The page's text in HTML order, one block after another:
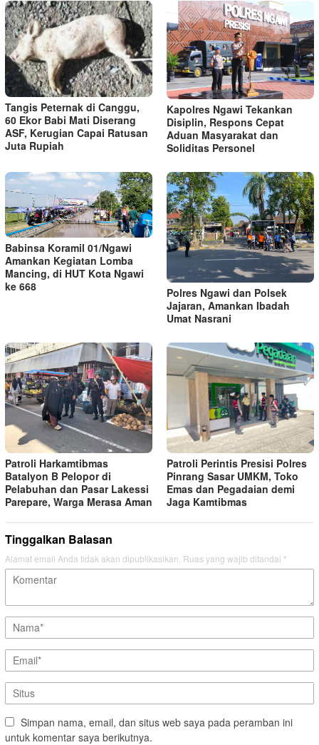
Tangis Peternak di Canggu,
60 Ekor Babi Mati Diserang
ASF, Kerugian Capai Ratusan
Juta Rupiah
Kapolres Ngawi Tekankan
Disiplin, Respons Cepat
Aduan Masyarakat dan
Soliditas Personel
Babinsa Koramil 01/Ngawi
Amankan Kegiatan Lomba
Mancing, di HUT Kota Ngawi
ke 668
Polres Ngawi dan Polsek
Jajaran, Amankan Ibadah
Umat Nasrani
Patroli Harkamtibmas
Batalyon B Pelopor di
Pelabuhan dan Pasar Lakessi
Parepare, Warga Merasa Aman
Patroli Perintis Presisi Polres
Pinrang Sasar UMKM, Toko
Emas dan Pegadaian demi
Jaga Kamtibmas
Tinggalkan Balasan
Alamat email Anda tidak akan dipublikasikan. Ruas yang wajib ditandai *
Simpan nama, email, dan situs web saya pada peramban ini
untuk komentar saya berikutnya.